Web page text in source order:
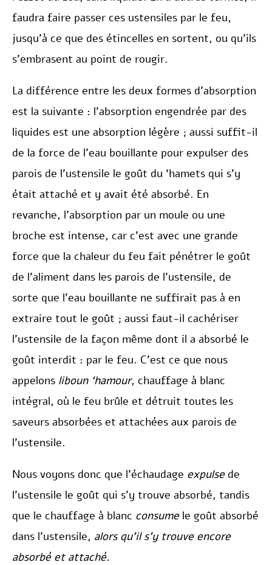
faudra faire passer ces ustensiles par le feu,
jusqu’à ce que des étincelles en sortent, ou qu’ils
s’embrasent au point de rougir.
La différence entre les deux formes d’absorption
est la suivante : l’absorption engendrée par des
liquides est une absorption légère ; aussi suffit-il
de la force de l’eau bouillante pour expulser des
parois de l’ustensile le goût du ‘hamets qui s’y
était attaché et y avait été absorbé. En
revanche, l’absorption par un moule ou une
broche est intense, car c’est avec une grande
force que la chaleur du feu fait pénétrer le goût
de l’aliment dans les parois de l’ustensile, de
sorte que l’eau bouillante ne suffirait pas à en
extraire tout le goût ; aussi faut-il cachériser
l’ustensile de la façon même dont il a absorbé le
goût interdit : par le feu. C’est ce que nous
appelons liboun ‘hamour, chauffage à blanc
intégral, où le feu brûle et détruit toutes les
saveurs absorbées et attachées aux parois de
l’ustensile.
Nous voyons donc que l’échaudage expulsede
l’ustensile le goût qui s’y trouve absorbé, tandis
que le chauffage à blanc consumele goût absorbé
dans l’ustensile, alors qu’il s’y trouve encore
absorbé et attaché.